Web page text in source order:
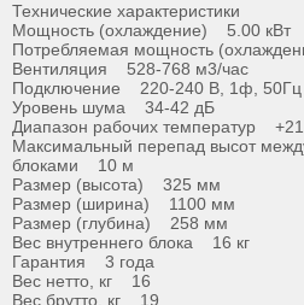
Технические характеристики
Мощность (охлаждение) 5.00 кВт
Потребляемая мощность
Вентиляция 528-768 м3/час
Подключение 220-240 В, 1ф, 50Гц
Уровень шума 34-42 дБ
Диапазон рабочих температур
Максимальный перепад высот
блоками 10 м
Размер (высота) 325 мм
Размер (ширина) 1100 мм
Размер (глубина) 258 мм
Вес внутреннего блока 16 кг
Гарантия 3 года
Вес нетто, кг 16
Вес брутто, кг 19